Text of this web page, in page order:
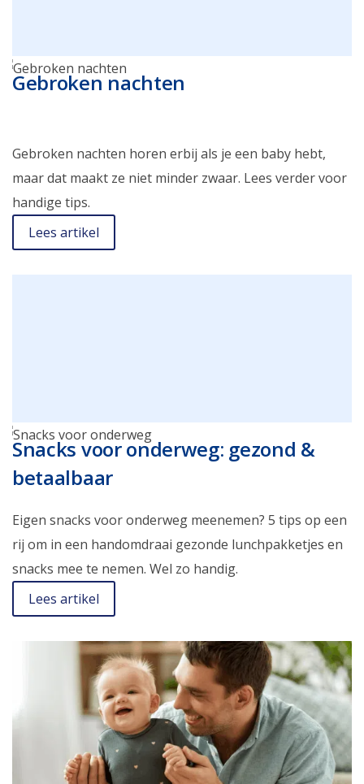
Gebroken nachten
Gebroken nachten horen erbij als je een baby hebt,
maar dat maakt ze niet minder zwaar. Lees verder voor
handige tips.
Lees artikel
Snacks voor onderweg: gezond &
betaalbaar
Eigen snacks voor onderweg meenemen? 5 tips op een
rij om in een handomdraai gezonde lunchpakketjes en
snacks mee te nemen. Wel zo handig.
Lees artikel